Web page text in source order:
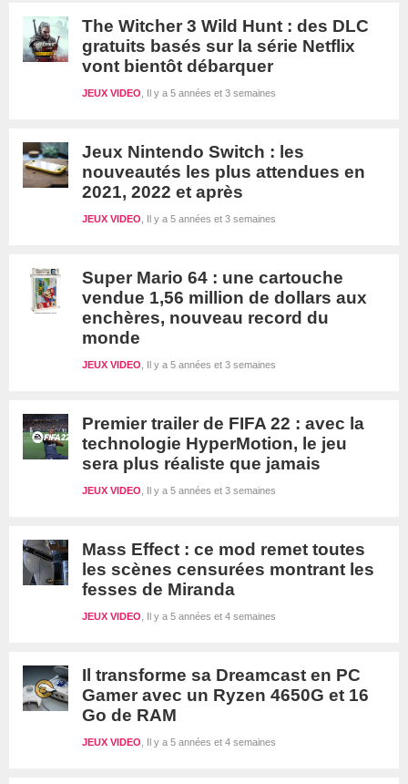
The Witcher 3 Wild Hunt : des DLC
gratuits basés sur la série Netflix
vont bientôt débarquer
Il y a 5 années et 3 semaines
JEUX VIDEO
Jeux Nintendo Switch : les
nouveautés les plus attendues en
2021, 2022 et après
Il y a 5 années et 3 semaines
JEUX VIDEO
Super Mario 64 : une cartouche
vendue 1,56 million de dollars aux
enchères, nouveau record du
monde
Il y a 5 années et 3 semaines
JEUX VIDEO
Premier trailer de FIFA 22 : avec la
technologie HyperMotion, le jeu
sera plus réaliste que jamais
Il y a 5 années et 3 semaines
JEUX VIDEO
Mass Effect : ce mod remet toutes
les scènes censurées montrant les
fesses de Miranda
Il y a 5 années et 4 semaines
JEUX VIDEO
Il transforme sa Dreamcast en PC
Gamer avec un Ryzen 4650G et 16
Go de RAM
Il y a 5 années et 4 semaines
JEUX VIDEO